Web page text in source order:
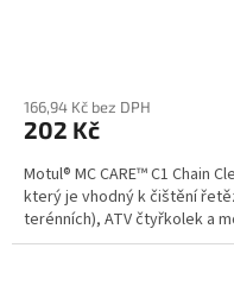
produktu
je
z
5
hvězdiček.
166,94 Kč bez DPH
202 Kč
Motul® MC CARE™ C1 Chain
který je vhodný k čištění
terénních), ATV čtyřkolek a